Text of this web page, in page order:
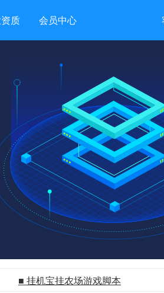
质 会员中心
■ 挂机宝挂农场游戏脚本